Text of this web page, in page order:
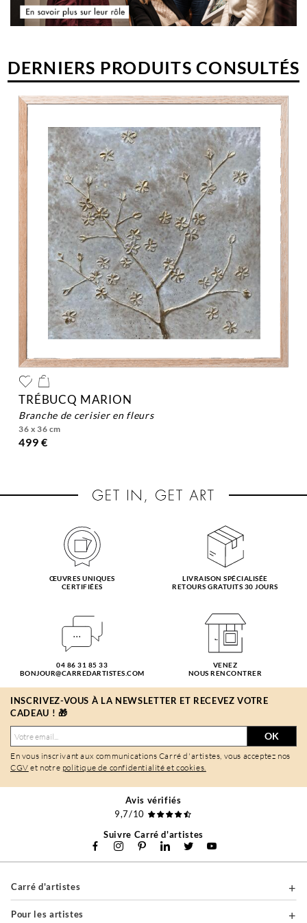
DERNIERS PRODUITS CONSULTÉS
TRÉBUCQ MARION
branche de cerisier en fleurs
36 x 36 cm
499 €
ŒUVRES UNIQUES
CERTIFIÉES
LIVRAISON SPÉCIALISÉE
RETOURS GRATUITS 30 JOURS
04 86 31 85 33
BONJOUR@CARREDARTISTES.COM
VENEZ
NOUS RENCONTRER
INSCRIVEZ-VOUS À LA NEWSLETTER ET RECEVEZ VOTRE
CADEAU ! 🎁
OK
En vous inscrivant aux communications Carré d'artistes, vous acceptez nos
CGV et notre politique de confidentialité et cookies.
Avis vérifiés
9,7/10
Suivre Carré d'artistes
Carré d'artistes
Pour les artistes